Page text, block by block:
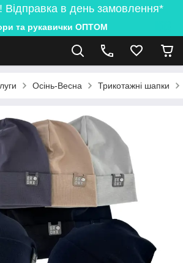
в день замовлення*
та рукавички ОПТОМ
Осінь-Весна Трикотажні шапки